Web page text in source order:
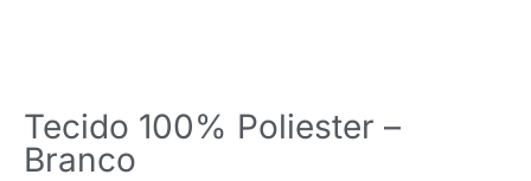
Tecido 100% Poliester –
Branco